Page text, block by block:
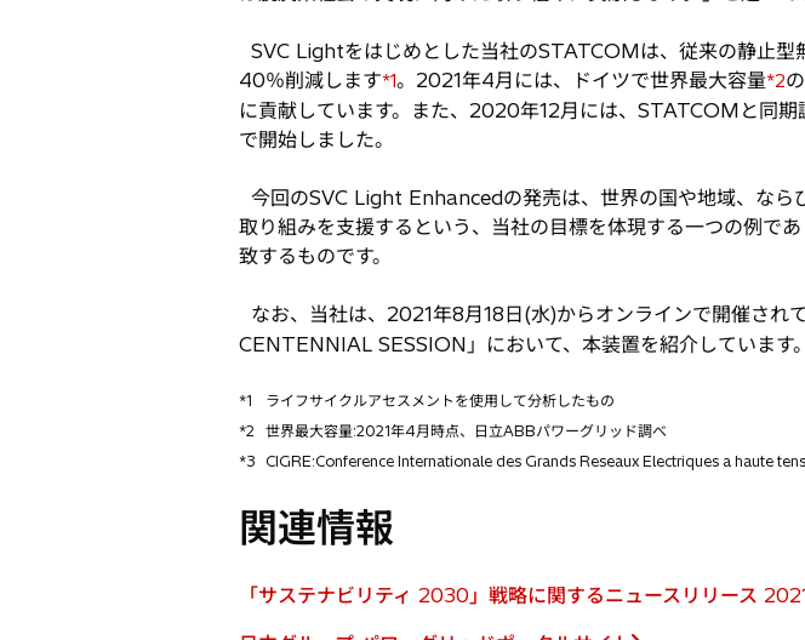
SVC Lightをはじめとした当社のSTATCOMは、従来の静止型
40％削減します*1。2021年4月には、ドイツで世界最大容量*2
に貢献しています。また、2020年12月には、STATCOMと同
で開始しました。
今回のSVC Light Enhancedの発売は、世界の国や地域、なら
取り組みを支援するという、当社の目標を体現する一つの例で
致するものです。
なお、当社は、2021年8月18日(水)からオンラインで開催され
CENTENNIAL SESSION」において、本装置を紹介しています。
*1
ライフサイクルアセスメントを使用して分析したもの
*2 世界最大容量:2021年4月時点、日立ABBパワーグリッド調べ
*3 CIGRE:Conference Internationale des Grands Reseaux Electriques a haute
関連情報
「サステナビリティ 2030」戦略に関するニュースリリース